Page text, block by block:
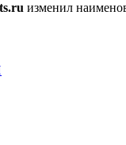
изменил